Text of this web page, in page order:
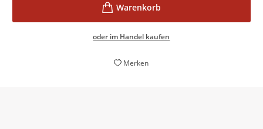
oder im Handel kaufen
Merken